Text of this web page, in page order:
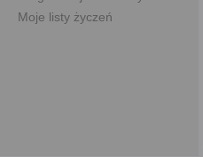
Moje listy życzeń